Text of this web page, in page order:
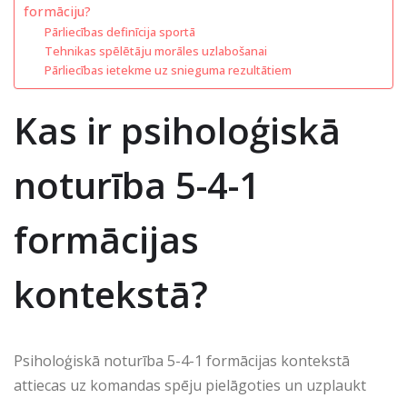
formāciju?
Pārliecības definīcija sportā
Tehnikas spēlētāju morāles uzlabošanai
Pārliecības ietekme uz snieguma rezultātiem
Kas ir psiholoģiskā
noturība 5-4-1
formācijas
kontekstā?
Psiholoģiskā noturība 5-4-1 formācijas kontekstā
attiecas uz komandas spēju pielāgoties un uzplaukt